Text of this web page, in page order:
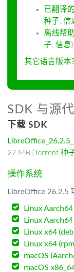
已翻译
种子, 信
离线帮
子, 信息)
其它语言版本
SDK 与源
下载 SDK
27 MB (Torrent 种
操作系统
LibreOffice 26.2.5
Linux Aarch64
Linux
Linux x64
Linux x64
macOS
macOS